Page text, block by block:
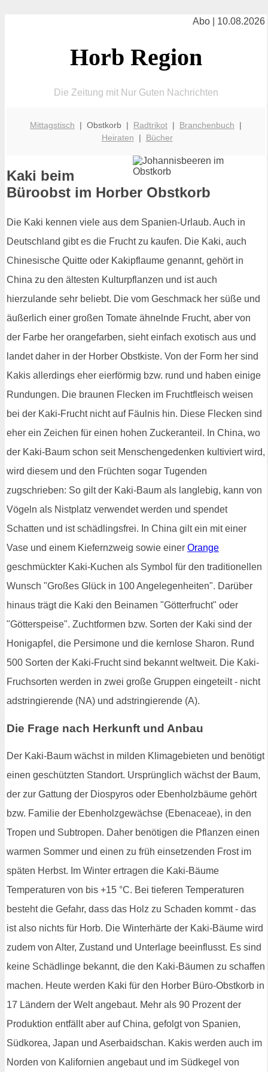
Abo | 10.08.2026
Horb Region
Die Zeitung mit Nur Guten Nachrichten
Mittagstisch | Obstkorb | Radtrikot | Branchenbuch |
Heiraten | Bücher
Kaki beim
Büroobst im Horber Obstkorb
Die Kaki kennen viele aus dem Spanien-Urlaub. Auch in
Deutschland gibt es die Frucht zu kaufen. Die Kaki, auch
Chinesische Quitte oder Kakipflaume genannt, gehört in
China zu den ältesten Kulturpflanzen und ist auch
hierzulande sehr beliebt. Die vom Geschmack her süße und
äußerlich einer großen Tomate ähnelnde Frucht, aber von
der Farbe her orangefarben, sieht einfach exotisch aus und
landet daher in der Horber Obstkiste. Von der Form her sind
Kakis allerdings eher eierförmig bzw. rund und haben einige
Rundungen. Die braunen Flecken im Fruchtfleisch weisen
bei der Kaki-Frucht nicht auf Fäulnis hin. Diese Flecken sind
eher ein Zeichen für einen hohen Zuckeranteil. In China, wo
der Kaki-Baum schon seit Menschengedenken kultiviert wird,
wird diesem und den Früchten sogar Tugenden
zugschrieben: So gilt der Kaki-Baum als langlebig, kann von
Vögeln als Nistplatz verwendet werden und spendet
Schatten und ist schädlingsfrei. In China gilt ein mit einer
Vase und einem Kiefernzweig sowie einer Orange
geschmückter Kaki-Kuchen als Symbol für den traditionellen
Wunsch "Großes Glück in 100 Angelegenheiten". Darüber
hinaus trägt die Kaki den Beinamen "Götterfrucht" oder
"Götterspeise". Zuchtformen bzw. Sorten der Kaki sind der
Honigapfel, die Persimone und die kernlose Sharon. Rund
500 Sorten der Kaki-Frucht sind bekannt weltweit. Die Kaki-
Fruchsorten werden in zwei große Gruppen eingeteilt - nicht
adstringierende (NA) und adstringierende (A).
Die Frage nach Herkunft und Anbau
Der Kaki-Baum wächst in milden Klimagebieten und benötigt
einen geschützten Standort. Ursprünglich wächst der Baum,
der zur Gattung der Diospyros oder Ebenholzbäume gehört
bzw. Familie der Ebenholzgewächse (Ebenaceae), in den
Tropen und Subtropen. Daher benötigen die Pflanzen einen
warmen Sommer und einen zu früh einsetzenden Frost im
späten Herbst. Im Winter ertragen die Kaki-Bäume
Temperaturen von bis +15 °C. Bei tieferen Temperaturen
besteht die Gefahr, dass das Holz zu Schaden kommt - das
ist also nichts für Horb. Die Winterhärte der Kaki-Bäume wird
zudem von Alter, Zustand und Unterlage beeinflusst. Es sind
keine Schädlinge bekannt, die den Kaki-Bäumen zu schaffen
machen. Heute werden Kaki für den Horber Büro-Obstkorb in
17 Ländern der Welt angebaut. Mehr als 90 Prozent der
Produktion entfällt aber auf China, gefolgt von Spanien,
Südkorea, Japan und Aserbaidschan. Kakis werden auch im
Norden von Kalifornien angebaut und im Südkegel von